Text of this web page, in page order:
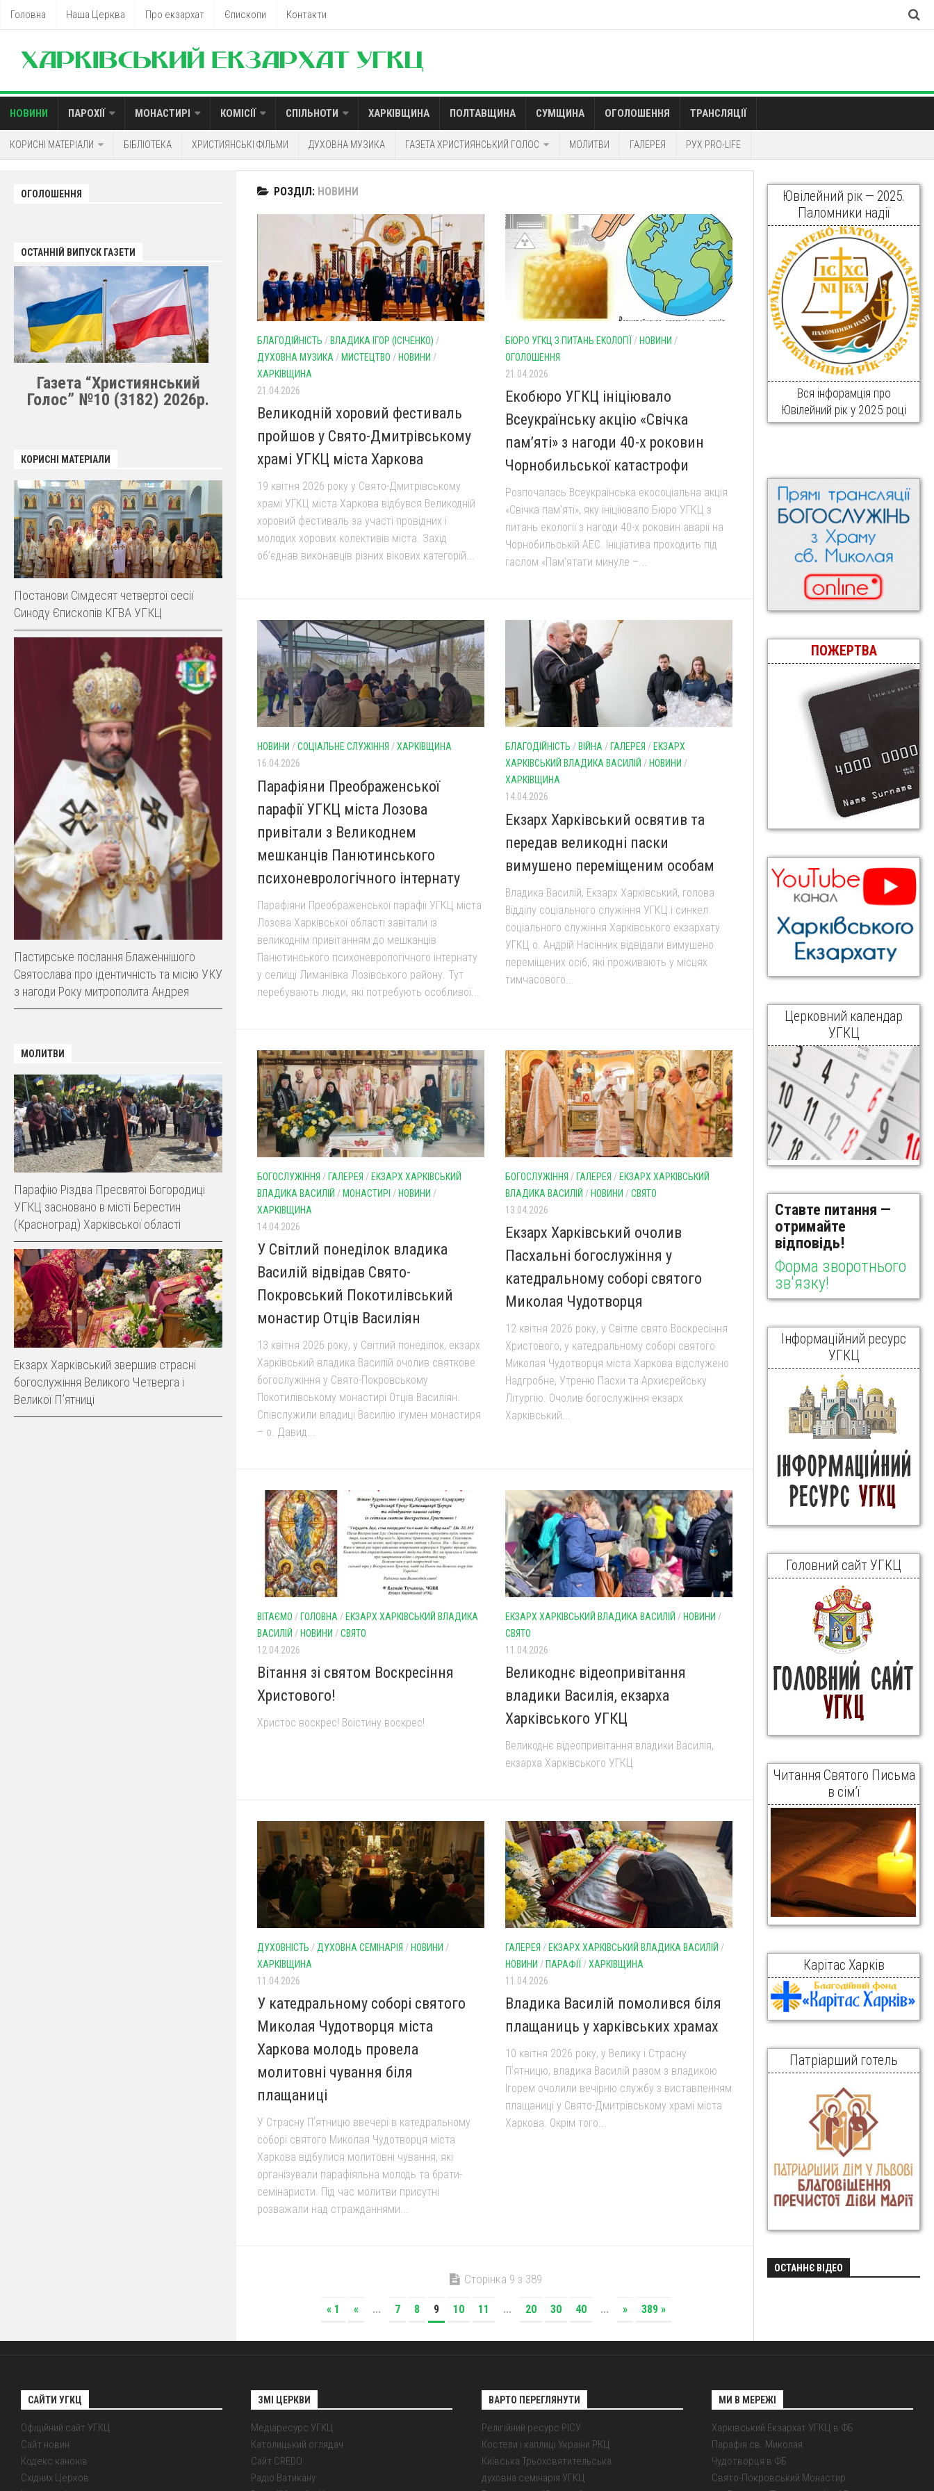
Головна Наша Церква Про екзархат Єпископи Контакти
НОВИНИ ПАРОХІЇ МОНАСТИРІ КОМІСІЇ СПІЛЬНОТИ ХАРКІВЩИНА ПОЛТАВЩИНА СУМЩИНА ОГОЛОШЕННЯ ТРАНСЛЯЦІЇ
КОРИСНІ МАТЕРІАЛИ БІБЛІОТЕКА ХРИСТИЯНСЬКІ ФІЛЬМИ ДУХОВНА МУЗИКА ГАЗЕТА ХРИСТИЯНСЬКИЙ ГОЛОС МОЛИТВИ ГАЛЕРЕЯ РУХ PRO-LIFE
РОЗДІЛ: НОВИНИ
БЛАГОДІЙНІСТЬ / ВЛАДИКА ІГОР (ІСІЧЕНКО) /
ДУХОВНА МУЗИКА / МИСТЕЦТВО / НОВИНИ /
ХАРКІВЩИНА
21.04.2026
Великодній хоровий фестиваль
пройшов у Свято-Дмитрівському
храмі УГКЦ міста Харкова
19 квітня 2026 року у Свято-Дмитрівському
храмі УГКЦ міста Харкова відбувся Великодній
хоровий фестиваль за участі провідних і
молодих хорових колективів міста. Захід
об’єднав виконавців різних вікових категорій...
БЮРО УГКЦ З ПИТАНЬ ЕКОЛОГІЇ / НОВИНИ /
ОГОЛОШЕННЯ
21.04.2026
Екобюро УГКЦ ініціювало
Всеукраїнську акцію «Свічка
пам’яті» з нагоди 40-х роковин
Чорнобильської катастрофи
Розпочалась Всеукраїнська екосоціальна акція
«Свічка пам’яті», яку ініціювало Бюро УГКЦ з
питань екології з нагоди 40-х роковин аварії на
Чорнобильській АЕС. Ініціатива проходить під
гаслом «Пам’ятати минуле –...
НОВИНИ /СОЦІАЛЬНЕ СЛУЖІННЯ /ХАРКІВЩИНА
16.04.2026
Парафіяни Преображенської
парафії УГКЦ міста Лозова
привітали з Великоднем
мешканців Панютинського
психоневрологічного інтернату
Парафіяни Преображенської парафії УГКЦ міста
Лозова Харківської області завітали із
великоднім привітанням до мешканців
Панютинського психоневрологічного інтернату
у селищі Лиманівка Лозівського району. Тут
перебувають люди, які потребують особливої...
БЛАГОДІЙНІСТЬ / ВІЙНА/ ГАЛЕРЕЯ / ЕКЗАРХ
ХАРКІВСЬКИЙ ВЛАДИКА ВАСИЛІЙ / НОВИНИ /
ХАРКІВЩИНА
14.04.2026
Екзарх Харківський освятив та
передав великодні паски
вимушено переміщеним особам
Владика Василій, Екзарх Харківський, голова
Відділу соціального служіння УГКЦ і синкел
соціального служіння Харківського екзархату
УГКЦ о. Андрій Насінник відвідали вимушено
переміщених осіб, які проживають у місцях
тимчасового...
БОГОСЛУЖІННЯ /ГАЛЕРЕЯ /ЕКЗАРХ ХАРКІВСЬКИЙ
ВЛАДИКА ВАСИЛІЙ /МОНАСТИРІ /НОВИНИ /
ХАРКІВЩИНА
14.04.2026
У Світлий понеділок владика
Василій відвідав Свято-
Покровський Покотилівський
монастир Отців Василіян
13 квітня 2026 року, у Світлий понеділок, екзарх
Харківський владика Василій очолив святкове
богослужіння у Свято-Покровському
Покотилівському монастирі Отців Василіян.
Співслужили владиці Василію ігумен монастиря
– о. Давид...
БОГОСЛУЖІННЯ /ГАЛЕРЕЯ /ЕКЗАРХ ХАРКІВСЬКИЙ
ВЛАДИКА ВАСИЛІЙ /НОВИНИ /СВЯТО
13.04.2026
Екзарх Харківський очолив
Пасхальні богослужіння у
катедральному соборі святого
Миколая Чудотворця
12 квітня 2026 року, у Світле свято Воскресіння
Христового, у катедральному соборі святого
Миколая Чудотворця міста Харкова відслужено
Надгробне, Утреню Пасхи та Архиєрейську
Літургію. Очолив богослужіння екзарх
Харківський...
ВІТАЄМО / ГОЛОВНА / ЕКЗАРХ ХАРКІВСЬКИЙ ВЛАДИКА
ВАСИЛІЙ / НОВИНИ /СВЯТО
12.04.2026
Вітання зі святом Воскресіння
Христового!
Христос воскрес! Воістину воскрес!
ЕКЗАРХ ХАРКІВСЬКИЙ ВЛАДИКА ВАСИЛІЙ / НОВИНИ /
СВЯТО
11.04.2026
Великоднє відеопривітання
владики Василія, екзарха
Харківського УГКЦ
Великоднє відеопривітання владики Василія,
екзарха Харківського УГКЦ
ДУХОВНІСТЬ / ДУХОВНА СЕМІНАРІЯ / НОВИНИ /
ХАРКІВЩИНА
11.04.2026
У катедральному соборі святого
Миколая Чудотворця міста
Харкова молодь провела
молитовні чування біля
плащаниці
У Страсну Пʼятницю ввечері в катедральному
соборі святого Миколая Чудотворця міста
Харкова відбулися молитовні чування, які
організували парафіяльна молодь та брати-
семінаристи. Під час молитви присутні
розважали над стражданнями...
ГАЛЕРЕЯ / ЕКЗАРХ ХАРКІВСЬКИЙ ВЛАДИКА ВАСИЛІЙ /
НОВИНИ / ПАРАФІЇ /ХАРКІВЩИНА
11.04.2026
Владика Василій помолився біля
плащаниць у харківських храмах
10 квітня 2026 року, у Велику і Страсну
Пʼятницю, владика Василій разом з владикою
Ігорем очолили вечірню службу з виставленням
плащаниці у Свято-Дмитрівському храмі міста
Харкова. Окрім того...
Сторінка 9 з 389
« 1 « ... 7 8 9 10 11 ... 20 30 40 ... » 389 »
ОГОЛОШЕННЯ
ОСТАННІЙ ВИПУСК ГАЗЕТИ
Газета “Християнський
Голос” №10 (3182) 2026р.
КОРИСНІ МАТЕРІАЛИ
Постанови Сімдесят четвертої сесії
Синоду Єпископів КГВА УГКЦ
Пастирське послання Блаженнішого
Святослава про ідентичність та місію УКУ
з нагоди Року митрополита Андрея
МОЛИТВИ
Парафію Різдва Пресвятої Богородиці
УГКЦ засновано в місті Берестин
(Красноград) Харківської області
Екзарх Харківський звершив страсні
богослужіння Великого Четверга і
Великої Пʼятниці
Ювілейний рік — 2025.
Паломники надії
Вся інфорамція про
Ювілейний рік у 2025 році
ПОЖЕРТВА
Церковний календар
УГКЦ
Ставте питання —
отримайте
відповідь!
Форма зворотнього
зв'язку!
Інформаційний ресурс
УГКЦ
Головний сайт УГКЦ
Читання Святого Письма
в сім’ї
Карітас Харків
Патріарший готель
ОСТАННЄ ВІДЕО
САЙТИ УГКЦ
Офіційний сайт УГКЦ
Сайт новин
Кодекс канонів
Східних Церков
ЗМІ ЦЕРКВИ
Медіаресурс УГКЦ
Католицький оглядач
Сайт CREDO
Радіо Ватикану
ВАРТО ПЕРЕГЛЯНУТИ
Релігійний ресурс РІСУ
Костели і каплиці України РКЦ
Київська Трьохсвятительська
духовна семінарія УГКЦ
МИ В МЕРЕЖІ
Харківський Екзархат УГКЦ в ФБ
Парафія св. Миколая
Чудотворця в ФБ
Свято-Покровський Монастир